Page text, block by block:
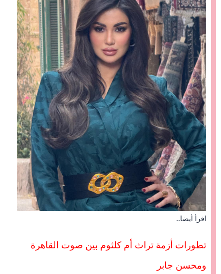
اقرأ أيضا..
تطورات أزمة تراث أم كلثوم بين صوت القاهرة
ومحسن جابر